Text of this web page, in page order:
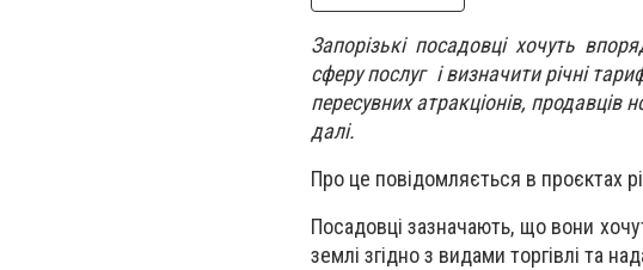
Запорізькі посадовці хочуть
сферу послуг і визначити річні
пересувних атракціонів, продавців
далі.
Про це повідомляється в проєктах
Посадовці зазначають, що вони
землі згідно з видами торгівлі та